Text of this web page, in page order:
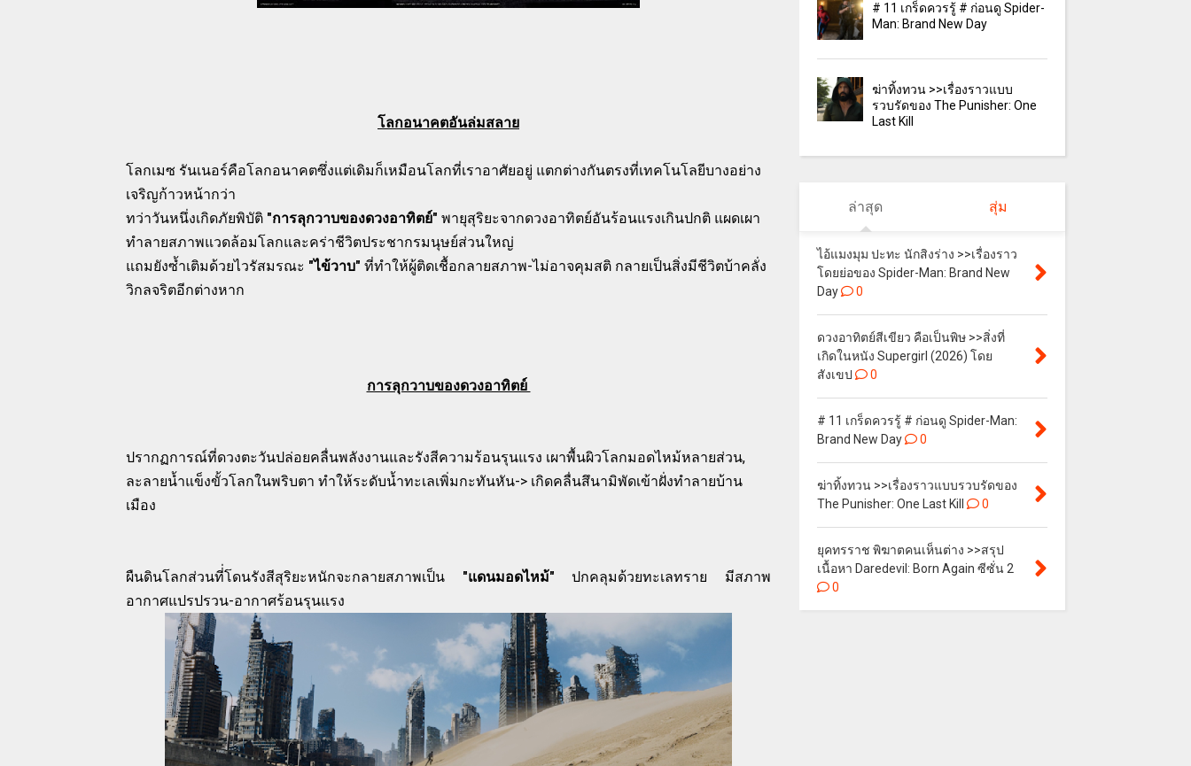
โลกอนาคตอันล่มสลาย
โลกเมซ รันเนอร์คือโลกอนาคตซึ่งแต่เดิมก็เหมือนโลกที่เราอาศัยอยู่ แตกต่างกันตรงที่เทคโนโลยีบางอย่าง
เจริญก้าวหน้ากว่า
ทว่าวันหนึ่งเกิดภัยพิบัติ "การลุกวาบของดวงอาทิตย์" พายุสุริยะจากดวงอาทิตย์อันร้อนแรงเกินปกติ แผดเผา
ทำลายสภาพแวดล้อมโลกและคร่าชีวิตประชากรมนุษย์ส่วนใหญ่
แถมยังซ้ำเติมด้วยไวรัสมรณะ "ไข้วาบ" ที่ทำให้ผู้ติดเชื้อกลายสภาพ-ไม่อาจคุมสติ กลายเป็นสิ่งมีชีวิตบ้าคลั่ง
วิกลจริตอีกต่างหาก
การลุกวาบของดวงอาทิตย์
ปรากฏการณ์ที่ดวงตะวันปล่อยคลื่นพลังงานและรังสีความร้อนรุนแรง เผาพื้นผิวโลกมอดไหม้หลายส่วน,
ละลายน้ำแข็งขั้วโลกในพริบตา ทำให้ระดับน้ำทะเลเพิ่มกะทันหัน-> เกิดคลื่นสึนามิพัดเข้าฝั่งทำลายบ้าน
เมือง
ผืนดินโลกส่วนที่่โดนรังสีสุริยะหนักจะกลายสภาพเป็น "แดนมอดไหม้"ปกคลุมด้วยทะเลทราย มีสภาพ
อากาศแปรปรวน-อากาศร้อนรุนแรง
# 11 เกร็ดควรรู้ # ก่อนดู Spider-
Man: Brand New Day
ฆ่าทิ้งทวน >>เรื่องราวแบบ
รวบรัดของ The Punisher: One
Last Kill
ล่าสุด สุ่ม
ไอ้แมงมุม ปะทะ นักสิงร่าง >>เรื่องราว
โดยย่อของ Spider-Man: Brand New
Day
0
ดวงอาทิตย์สีเขียว คือเป็นพิษ >>สิ่งที่
เกิดในหนัง Supergirl (2026) โดย
สังเขป
0
# 11 เกร็ดควรรู้ # ก่อนดู Spider-Man:
Brand New Day
0
ฆ่าทิ้งทวน >>เรื่องราวแบบรวบรัดของ
The Punisher: One Last Kill
0
ยุคทรราช พิฆาตคนเห็นต่าง >>สรุป
เนื้อหา Daredevil: Born Again ซีซั่น 2
0